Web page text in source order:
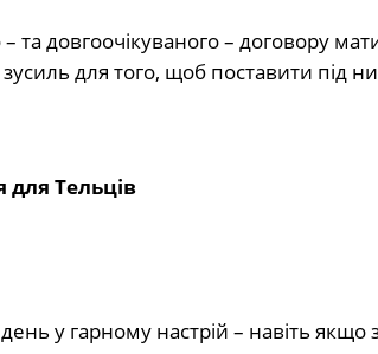
та довгоочікуваного – договору
зусиль для того, щоб поставити під
для Тельців
у гарному настрій – навіть